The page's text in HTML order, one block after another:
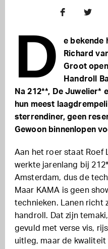
D
e bekende
Richard
Groot
Handroll
Na 212**, De Juwelier*
hun meest
sterrendiner, geen
Gewoon binnenlopen
Aan het roer staat Roef
werkte jarenlang bij
Amsterdam, dus de
Maar KAMA is geen
technieken. Lanen richt
handroll. Dat zijn
gevuld met verse vis,
uitleg, maar de